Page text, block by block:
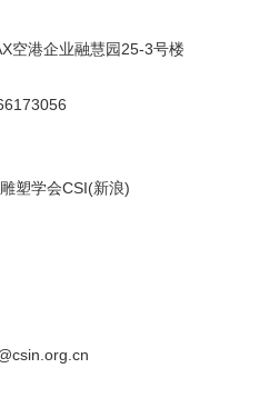
空港企业融慧园25-3号楼
塑学会CSI(新浪)